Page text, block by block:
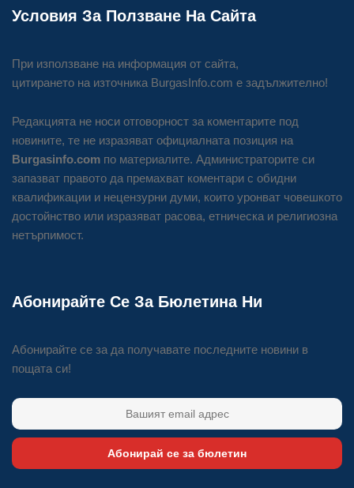
Условия За Ползване На Сайта
При използване на информация от сайта,
цитирането на източника BurgasInfo.com е задължително!
Редакцията не носи отговорност за коментарите под
новините, те не изразяват официалната позиция на
Burgasinfo.com по материалите. Администраторите си
запазват правото да премахват коментари с обидни
квалификации и нецензурни думи, които уронват човешкото
достойнство или изразяват расова, етническа и религиозна
нетърпимост.
Абонирайте Се За Бюлетина Ни
Абонирайте се за да получавате последните новини в
пощата си!
Абонирай се за бюлетин